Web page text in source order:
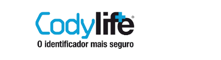
A CODYLIFE PERMITE AOS SOCORRISTAS ACEDER
INSTANTANEAMENTE AOS SEUS DADOS ATRAVÉS DE UM QR CODE
Saber mais